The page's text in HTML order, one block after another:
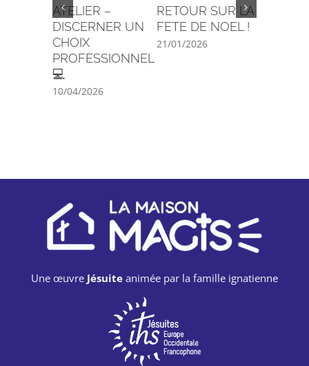
ATELIER –
DISCERNER UN
CHOIX
PROFESSIONNEL
💻
10/04/2026
RETOUR SUR LA
FETE DE NOEL !
21/01/2026
Une œuvre Jésuite animée par la famille ignatienne